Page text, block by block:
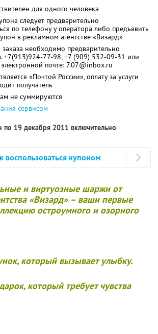
для одного человека
следует предварительно
по телефону у оператора либо предъявить
в рекламном агентстве «Визард»
необходимо предварительно
+7(913)924-77-98, +7 (909) 532-09-31 или
электронной почте: 7.07@inbox.ru
«Почтой России», оплату за услуги
получатель
не суммируются
сервисом
по 19 декабря 2011 включительно
воспользоваться купоном
и виртуозные шаржи от
«Визард» – ваши первые
остроумного и озорного
который вызывает улыбку.
который требует чувства